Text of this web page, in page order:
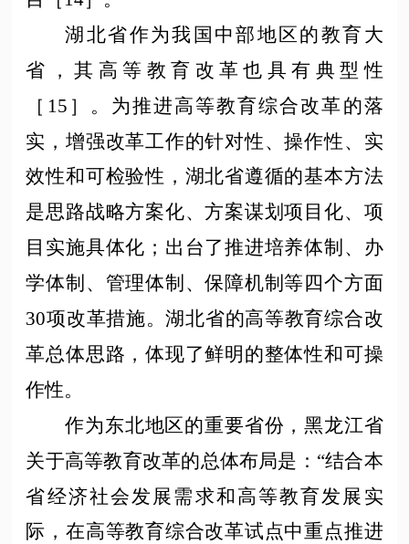
湖北省作为我国中部地区的教育大
省，其高等教育改革也具有典型性
［ 15］。为推进高等教育综合改革的落
实，增强改革工作的针对性、操作性、实
效性和可检验性，湖北省遵循的基本方法
是思路战略方案化、方案谋划项目化、项
目实施具体化；出台了推进培养体制、办
学体制、管理体制、保障机制等四个方面
30项改革措施。湖北省的高等教育综合改
革总体思路，体现了鲜明的整体性和可操
作性。
作为东北地区的重要省份，黑龙江省
关于高等教育改革的总体布局是： “结合本
省经济社会发展需求和高等教育发展实
际，在高等教育综合改革试点中重点推进